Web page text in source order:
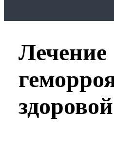
Лечение